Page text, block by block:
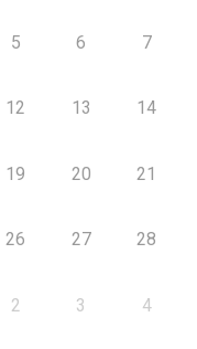
5 6 7
12 13 14
19 20 21
26 27 28
2 3 4